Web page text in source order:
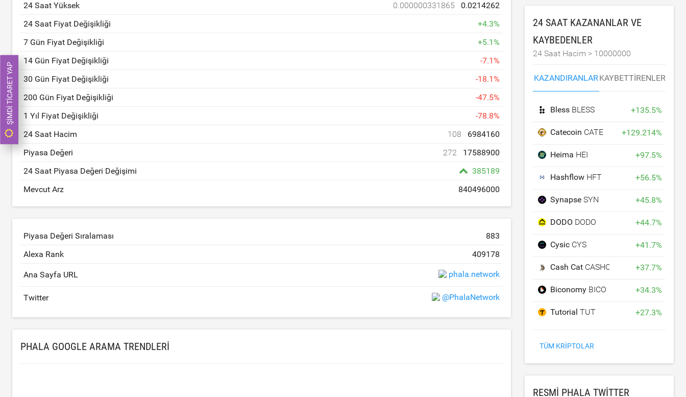
24 Saat Yüksek
0.000000331865
0.0214262
24 Saat Fiyat Değişikliği
+4.3%
7 Gün Fiyat Değişikliği
+5.1%
14 Gün Fiyat Değişikliği
-7.1%
30 Gün Fiyat Değişikliği
-18.1%
200 Gün Fiyat Değişikliği
-47.5%
1 Yıl Fiyat Değişikliği
-78.8%
24 Saat Hacim
108
6984160
Piyasa Değeri
272
17588900
24 Saat Piyasa Değeri Değişimi
385189
Mevcut Arz
840496000
Piyasa Değeri Sıralaması
883
Alexa Rank
409178
Ana Sayfa URL phala.network
Twitter @PhalaNetwork
PHALA GOOGLE ARAMA TRENDLERI
24 SAAT KAZANANLAR VE
KAYBEDENLER
24 Saat Hacim > 10000000
KAZANDIRANLARKAYBETTIRENLER
Bless BLESS +135.5%
Catecoin CATE +129.214%
Heima HEI +97.5%
Hashflow HFT +56.5%
SynapseSYN +45.8%
DODO DODO +44.7%
Cysic CYS +41.7%
Cash Cat CASHCAT +37.7%
Biconomy BICO +34.3%
TutorialTUT +27.3%
TÜM KRIPTOLAR
RESMI PHALA TWITTER
ŞIMDI TICARET YAP